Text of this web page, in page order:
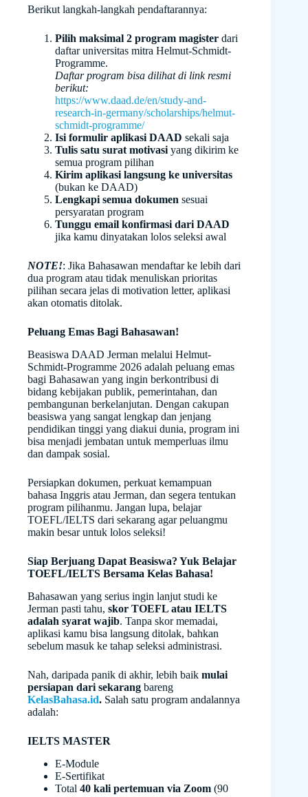
Berikut langkah-langkah pendaftarannya:
Pilih maksimal 2 program magister dari
daftar universitas mitra Helmut-Schmidt-
Programme.
Daftar program bisa dilihat di link resmi
berikut:
https://www.daad.de/en/study-and-
research-in-germany/scholarships/helmut-
schmidt-programme/
Isi formulir aplikasi DAAD sekali saja
Tulis satu surat motivasi yang dikirim ke
semua program pilihan
Kirim aplikasi langsung ke universitas
(bukan ke DAAD)
Lengkapi semua dokumen sesuai
persyaratan program
Tunggu email konfirmasi dari DAAD
jika kamu dinyatakan lolos seleksi awal
NOTE!: Jika Bahasawan mendaftar ke lebih dari
dua program atau tidak menuliskan prioritas
pilihan secara jelas di motivation letter, aplikasi
akan otomatis ditolak.
Peluang Emas Bagi Bahasawan!
Beasiswa DAAD Jerman melalui Helmut-
Schmidt-Programme 2026 adalah peluang emas
bagi Bahasawan yang ingin berkontribusi di
bidang kebijakan publik, pemerintahan, dan
pembangunan berkelanjutan. Dengan cakupan
beasiswa yang sangat lengkap dan jenjang
pendidikan tinggi yang diakui dunia, program ini
bisa menjadi jembatan untuk memperluas ilmu
dan dampak sosial.
Persiapkan dokumen, perkuat kemampuan
bahasa Inggris atau Jerman, dan segera tentukan
program pilihanmu. Jangan lupa, belajar
TOEFL/IELTS dari sekarang agar peluangmu
makin besar untuk lolos seleksi!
Siap Berjuang Dapat Beasiswa? Yuk Belajar
TOEFL/IELTS Bersama Kelas Bahasa!
Bahasawan yang serius ingin lanjut studi ke
Jerman pasti tahu, skor TOEFL atau IELTS
adalah syarat wajib. Tanpa skor memadai,
aplikasi kamu bisa langsung ditolak, bahkan
sebelum masuk ke tahap seleksi administrasi.
Nah, daripada panik di akhir, lebih baik mulai
persiapan dari sekarang bareng
KelasBahasa.id. Salah satu program andalannya
adalah:
IELTS MASTER
E-Module
E-Sertifikat
Total 40 kali pertemuan via Zoom (90